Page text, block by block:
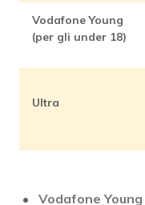
Vodafone Young
(per gli under 18)
Ultra
Vodafone